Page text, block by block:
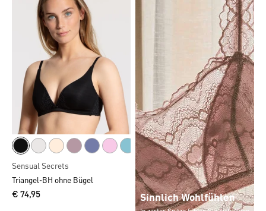
Sensual Secrets
Triangel-BH ohne Bügel
€ 74,95 Sinnlich Wohlfühlen